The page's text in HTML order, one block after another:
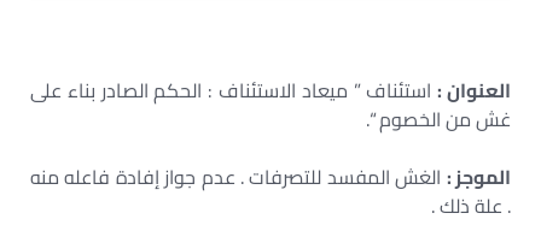
العنوان :استئناف ” ميعاد الاستئناف : الحكم الصادر بناء على
غش من الخصوم “.
الموجز : الغش المفسد للتصرفات . عدم جواز إفادة فاعله منه
. علة ذلك .